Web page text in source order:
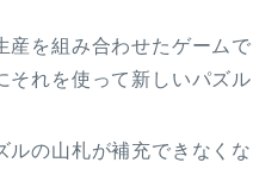
産を組み合わせたゲーム
それを使って新しいパズ
ルの山札が補充できなく